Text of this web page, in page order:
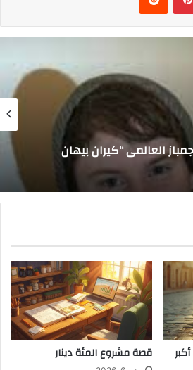
العالمي “كيران بيهان
قصة مشروع المئة دينار